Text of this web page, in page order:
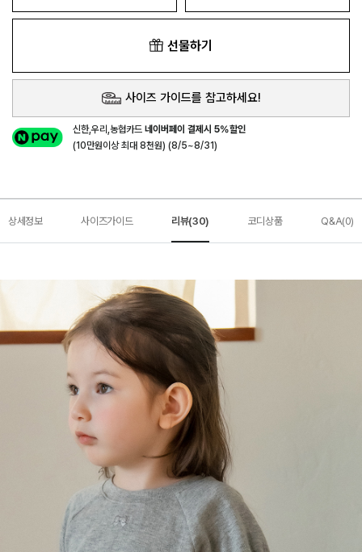
선물하기
사이즈 가이드를 참고하세요!
신한,우리,농협카드네이버페이 결제시 5%할인
(10만원이상 최대 8천원) (8/5~8/31)
상세정보 사이즈가이드 리뷰(30) 코디상품 Q&A(0)